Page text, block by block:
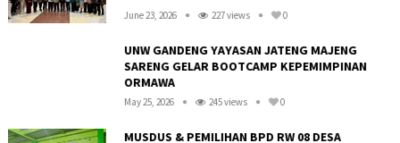
June 23, 2026 227 views 0
UNW GANDENG YAYASAN JATENG MAJENG
SARENG GELAR BOOTCAMP KEPEMIMPINAN
ORMAWA
May 25, 2026 245 views 0
MUSDUS & PEMILIHAN BPD RW 08 DESA